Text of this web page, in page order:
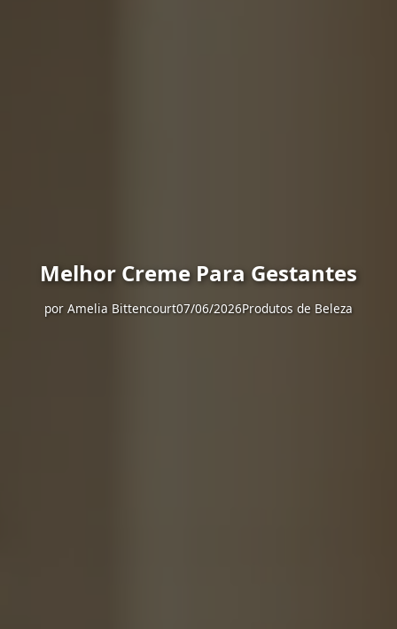
Melhor Creme Para Gestantes
por Amelia Bittencourt07/06/2026Produtos de Beleza